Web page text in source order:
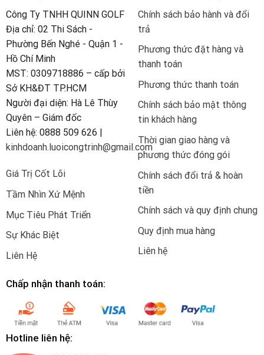
Công Ty TNHH QUINN GOLF
Địa chỉ: 02 Thi Sách -
Phường Bến Nghé - Quận 1 -
Hồ Chí Minh
MST: 0309718886 – cấp bởi
Sở KH&ĐT TP.HCM
Người đại diện: Hà Lê Thùy
Quyên – Giám đốc
Liên hệ: 0888 509 626 |
kinhdoanh.luoicongtrinh@gmail.com
Giá Trị Cốt Lõi
Tầm Nhìn Xứ Mệnh
Mục Tiêu Phát Triển
Sự Khác Biệt
Liên Hệ
Chính sách bảo hành và đổi
trả
Phương thức đặt hàng và
thanh toán
Phương thức thanh toán
Chính sách bảo mật thông
tin khách hàng
Thời gian giao hàng và
phương thức đóng gói
Chính sách đổi trả & hoàn
tiền
Chính sách và quy định chung
Quy định mua hàng
Liên hệ
Chấp nhận thanh toán:
Hotline liên hệ: